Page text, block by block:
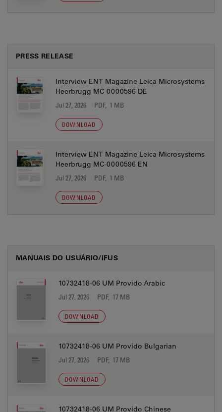
PRESS RELEASE
Interview ENT Magazine Leica Microsystems
Heerbrugg MC-0000596 DE
Jul 27, 2026 PDF, 1 MB
DOWNLOAD
Interview ENT Magazine Leica Microsystems
Heerbrugg MC-0000596 EN
Jul 27, 2026 PDF, 1 MB
DOWNLOAD
MANUAIS DO USUÁRIO/IFUS
10732418-06 UM Provido Arabic
Jul 27, 2026 PDF, 17 MB
DOWNLOAD
10732418-06 UM Provido Bulgarian
Jul 27, 2026 PDF, 17 MB
DOWNLOAD
10732418-06 UM Provido Chinese